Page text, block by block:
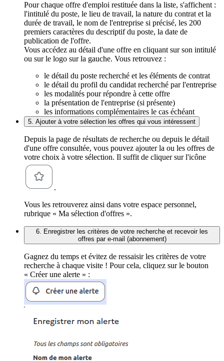
Pour chaque offre d'emploi restituée dans la liste, s'affichent :
l'intitulé du poste, le lieu de travail, la nature du contrat et la
durée de travail, le nom de l'entreprise si précisé, les 200
premiers caractères du descriptif du poste, la date de
publication de l'offre.
Vous accédez au détail d'une offre en cliquant sur son intitulé
ou sur le logo sur la gauche. Vous retrouvez :
le détail du poste recherché et les éléments de contrat
le détail du profil du candidat recherché par l'entreprise
les modalités pour répondre à cette offre
la présentation de l'entreprise (si présente)
les informations complémentaires le cas échéant
5. Ajouter à votre sélection les offres qui vous intéressent
Depuis la page de résultats de recherche ou depuis le détail
d'une offre consultée, vous pouvez ajouter la ou les offres de
votre choix à votre sélection. Il suffit de cliquer sur l'icône
.
Vous les retrouverez ainsi dans votre espace personnel,
rubrique « Ma sélection d'offres ».
6. Enregistrer les critères de votre recherche et recevoir les
offres par e-mail (abonnement)
Gagnez du temps et évitez de ressaisir les critères de votre
recherche à chaque visite ! Pour cela, cliquez sur le bouton
« Créer une alerte » :